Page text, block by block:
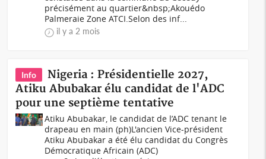
précisément au quartier&nbsp;Akouédo
Palmeraie Zone ATCI.Selon des inf...
il y a 2 mois
Info
Nigeria : Présidentielle 2027,
Atiku Abubakar élu candidat de l'ADC
pour une septième tentative
Atiku Abubakar, le candidat de l’ADC tenant le
drapeau en main (ph)L'ancien Vice-président
Atiku Abubakar a été élu candidat du Congrès
Démocratique Africain (ADC)